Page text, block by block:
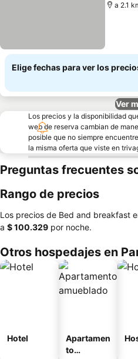
a 2.1
Elige fechas para ver los
Ver
Los precios y la disponibilidad
web de reserva cambian de
posible que no siempre
la misma oferta que viste en
Preguntas frecuentes
Rango de precios
Los precios de Bed and breakfast
a ‎$ 100.329 por noche.
Otros hospedajes en
Hotel
Apartamen
to